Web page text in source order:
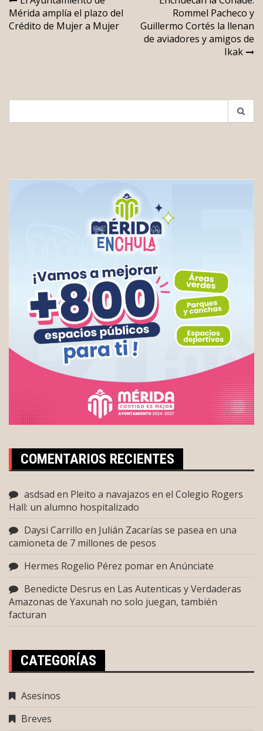
de
Mérida amplía el plazo del
Crédito de Mujer a Mujer
Rommel Pacheco y
Guillermo Cortés la llenan
de aviadores y amigos de
Ikak
COMENTARIOS RECIENTES
asdsad en Pleito a navajazos en el Colegio Rogers
Hall: un alumno hospitalizado
Daysi Carrillo en Julián Zacarías se pasea en una
camioneta de 7 millones de pesos
Hermes Rogelio Pérez pomaren Anúnciate
Benedicte Desrus en Las Autenticas y Verdaderas
Amazonas de Yaxunah no solo juegan, también
facturan
CATEGORÍAS
Asesinos
Breves